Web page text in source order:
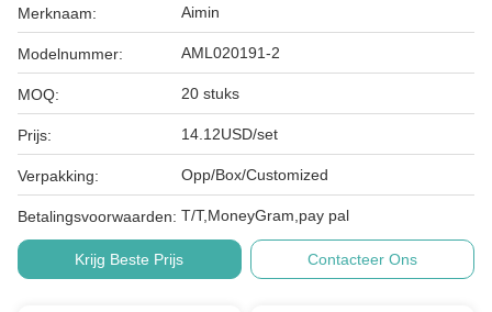
Merknaam: Aimin
Modelnummer: AML020191-2
MOQ: 20 stuks
Prijs: 14.12USD/set
Verpakking: Opp/Box/Customized
Betalingsvoorwaarden: T/T,MoneyGram,pay pal
Krijg Beste Prijs Contacteer Ons